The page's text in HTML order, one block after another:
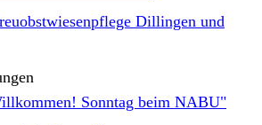
Dillingen und
Sonntag beim NABU"